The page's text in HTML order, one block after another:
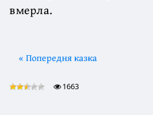
вмерла.
« Попередня казка
1663